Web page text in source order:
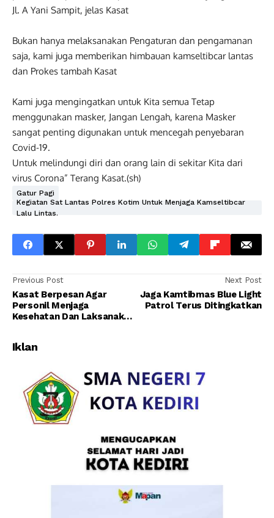
Jl. A Yani Sampit, jelas Kasat
Bukan hanya melaksanakan Pengaturan dan pengamanan
saja, kami juga memberikan himbauan kamseltibcar lantas
dan Prokes tambah Kasat
Kami juga mengingatkan untuk Kita semua Tetap
menggunakan masker, Jangan Lengah, karena Masker
sangat penting digunakan untuk mencegah penyebaran
Covid-19.
Untuk melindungi diri dan orang lain di sekitar Kita dari
virus Corona” Terang Kasat.(sh)
Gatur Pagi
Kegiatan Sat Lantas Polres Kotim Untuk Menjaga Kamseltibcar
Lalu Lintas.
Previous Post
Kasat Berpesan Agar
Personil Menjaga
Kesehatan Dan Laksanakan
Next Post
Jaga Kamtibmas Blue Light
Patrol Terus Ditingkatkan
Iklan